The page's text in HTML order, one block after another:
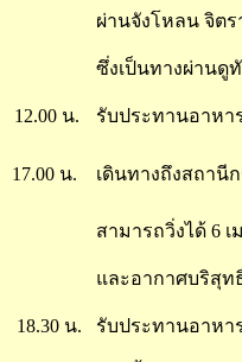
ผ่านจังโหลน จิต
ซึ่งเป็นทางผ่านดู
12.00 น. รับประทานอาห
17.00 น. เดินทางถึงสถานี
สามารถวิ่งได้ 6
และอากาศบริสุท
18.30 น. รับประทานอาห